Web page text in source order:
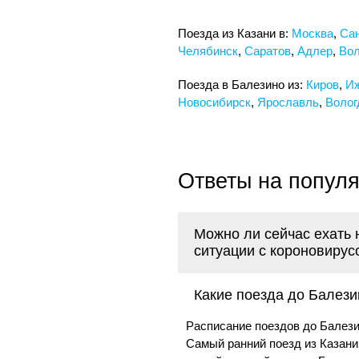
Поезда из Казани в: Москва,
Челябинск, Саратов, Адлер,
Поезда в Балезино из: Киров,
Новосибирск, Ярославль,
Ответы на
Можно ли сейчас ехать
ситуации с
Какие поезда до
Расписание поездов до
Самый ранний поезд из